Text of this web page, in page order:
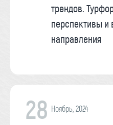
трендов.
перспективы и
направления
28 Ноябрь, 2024